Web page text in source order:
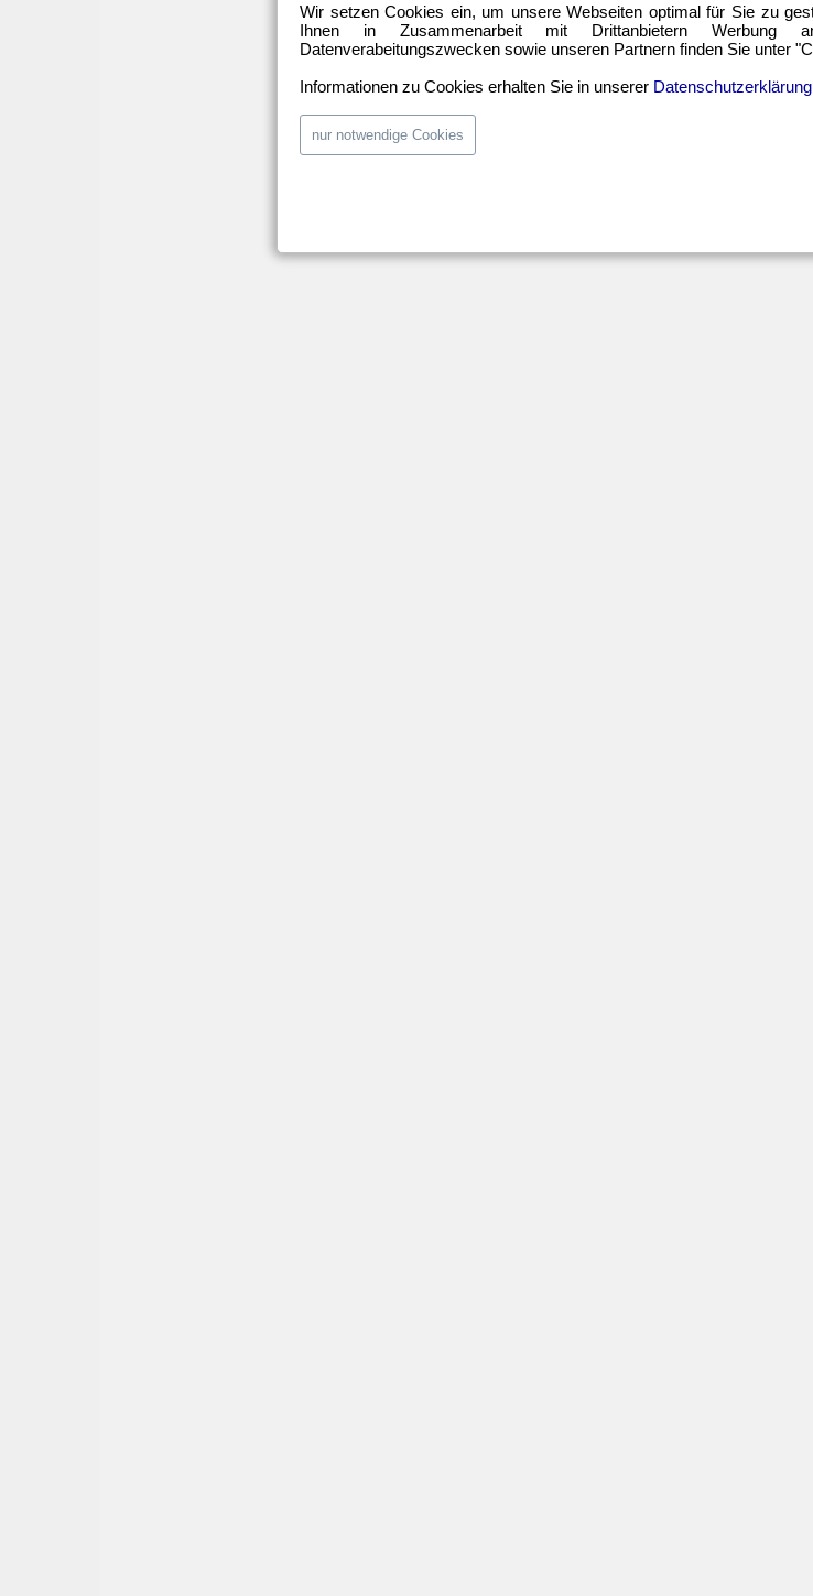
Wir setzen Cookies ein, um unsere Webseiten optimal für Sie zu
Ihnen in Zusammenarbeit mit Drittanbietern Werbung
Datenverabeitungszwecken sowie unseren Partnern finden Sie unter
Informationen zu Cookies erhalten Sie in unserer Datenschutzerklärung
nur notwendige Cookies